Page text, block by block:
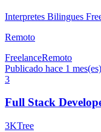
Interpretes Bilingues
Remoto
FreelanceRemoto
Publicado hace 1 mes(es)
3
Full Stack
3KTree